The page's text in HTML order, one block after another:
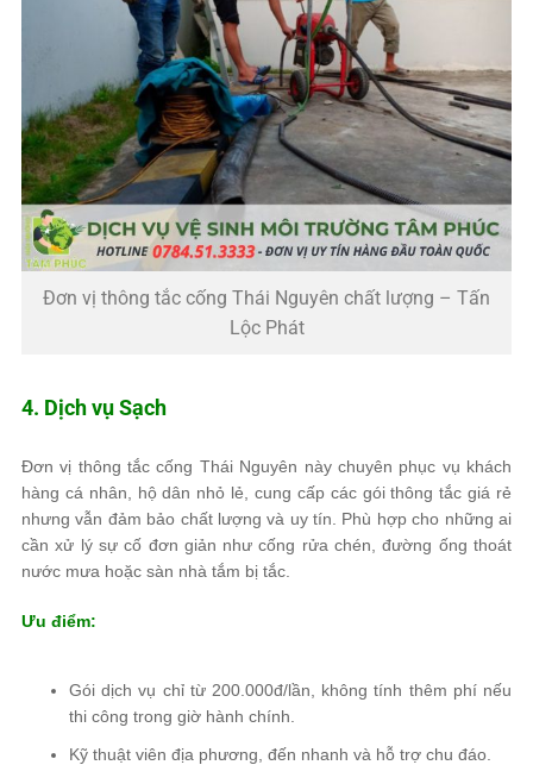
Đơn vị thông tắc cống Thái Nguyên chất lượng – Tấn
Lộc Phát
4. Dịch vụ Sạch
Đơn vị thông tắc cống Thái Nguyên này chuyên phục vụ khách
hàng cá nhân, hộ dân nhỏ lẻ, cung cấp các gói thông tắc giá rẻ
nhưng vẫn đảm bảo chất lượng và uy tín. Phù hợp cho những ai
cần xử lý sự cố đơn giản như cống rửa chén, đường ống thoát
nước mưa hoặc sàn nhà tắm bị tắc.
Ưu điểm:
Gói dịch vụ chỉ từ 200.000đ/lần, không tính thêm phí nếu
thi công trong giờ hành chính.
Kỹ thuật viên địa phương, đến nhanh và hỗ trợ chu đáo.